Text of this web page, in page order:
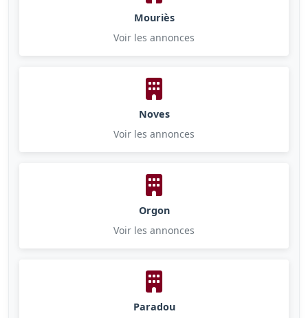
Mouriès
Voir les annonces
Noves
Voir les annonces
Orgon
Voir les annonces
Paradou